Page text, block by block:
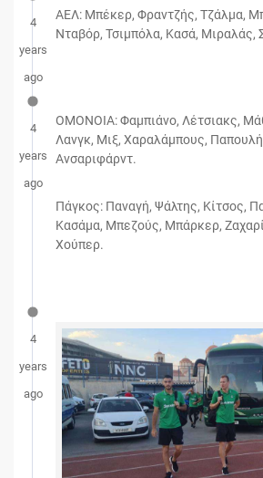
4
years
ago
ΑΕΛ: Μπέκερ, Φραντζής, Τζάλμα,
Νταβόρ, Τσιμπόλα, Κασά, Μιραλάς,
4
years
ago
OMONOIA: Φαμπιάνο, Λέτσιακς,
Λανγκ, Μιξ, Χαραλάμπους,
Ανσαριφάρντ.
Πάγκος: Παναγή, Ψάλτης, Κίτσος,
Κασάμα, Μπεζούς, Μπάρκερ,
Χούπερ.
4
years
ago